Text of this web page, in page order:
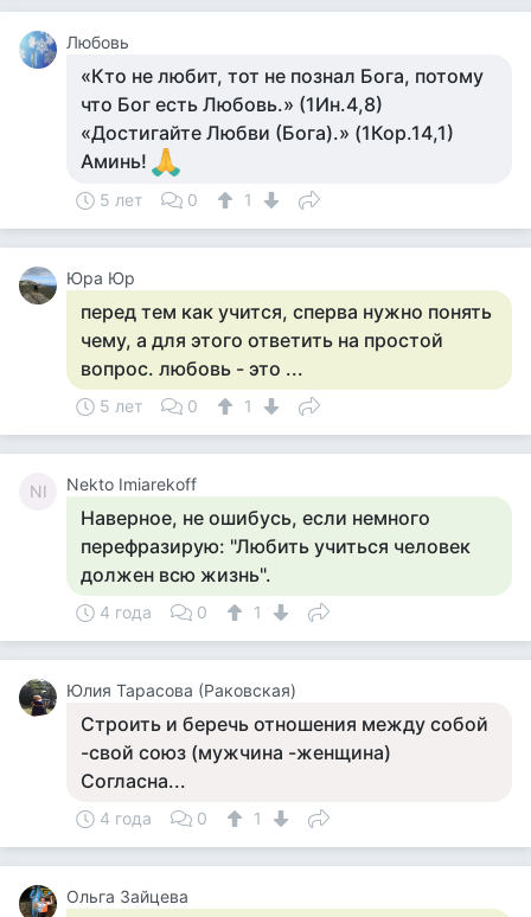
Любовь
«Кто не любит, тот не познал Бога, потому
что Бог есть Любовь.» (1Ин.4,8)
«Достигайте Любви (Бога).» (1Кор.14,1)
Аминь!
5 лет 0 1
Юра Юр
перед тем как учится, сперва нужно понять
чему, а для этого ответить на простой
вопрос. любовь - это ...
5 лет 0 1
NI Nekto Imiarekoff
Наверное, не ошибусь, если немного
перефразирую: "Любить учиться человек
должен всю жизнь".
4 года 0 1
Юлия Тарасова (Раковская)
Строить и беречь отношения между собой
-свой союз (мужчина -женщина)
Согласна...
4 года 0 1
Ольга Зайцева